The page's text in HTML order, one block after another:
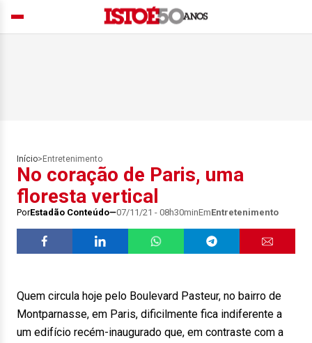
Início> Entretenimento
No coração de Paris, uma
floresta vertical
PorEstadão Conteúdo 07/11/21 - 08h30minEmEntretenimento
Quem circula hoje pelo Boulevard Pasteur, no bairro de
Montparnasse, em Paris, dificilmente fica indiferente a
um edifício recém-inaugurado que, em contraste com a